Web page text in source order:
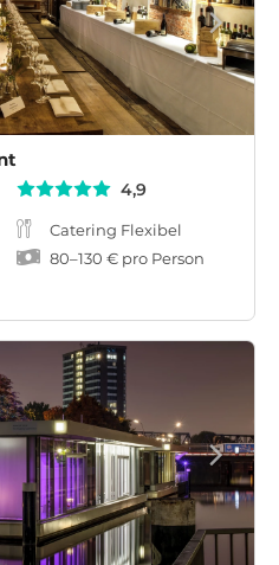
4,9
Catering Flexibel
80–130 € pro Person